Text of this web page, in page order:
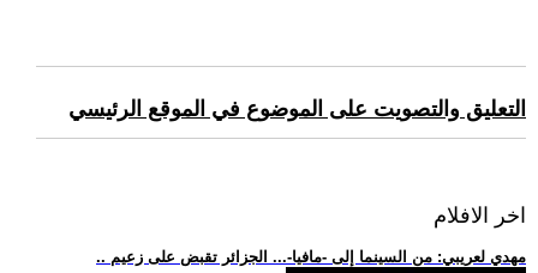
التعليق والتصويت على الموضوع في الموقع الرئيسي
اخر الافلام
.. مهدي لعريبي: من السينما إلى -مافيا-... الجزائر تقبض على زعيم